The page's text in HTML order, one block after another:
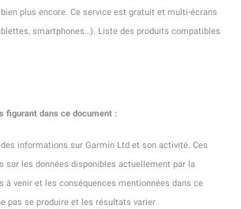
plus encore. Ce service est gratuit et multi-écrans
smartphones…). Liste des produits compatibles
figurant dans ce document :
informations sur Garmin Ltd et son activité. Ces
sur les données disponibles actuellement par la
à venir et les conséquences mentionnées dans ce
pas se produire et les résultats varier